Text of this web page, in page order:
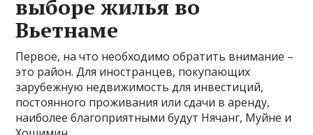
выборе жилья во
Вьетнаме
Первое, на что необходимо обратить внимание –
это район. Для иностранцев, покупающих
зарубежную недвижимость для инвестиций,
постоянного проживания или сдачи в аренду,
наиболее благоприятными будут Нячанг, Муйне и